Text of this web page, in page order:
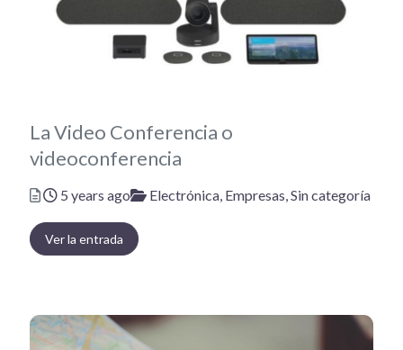
La Video Conferencia o
videoconferencia
Posted
5 years ago Categories
Electrónica, Empresas,Sin categoría
Ver la entrada